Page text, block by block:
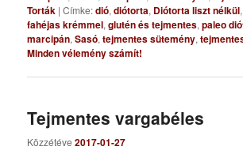
Torták |Címke:dió,diótorta, Diótorta liszt nélkül
fahéjas krémmel,glutén és tejmentes,paleo
marcipán,Sasó,tejmentes sütemény,
Minden vélemény számít!
Tejmentes vargabéles
Közzétéve2017-01-27